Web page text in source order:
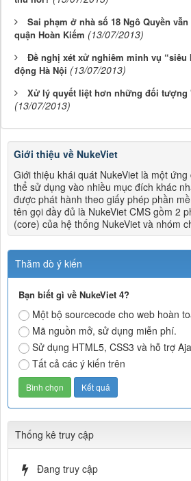
Sai phạm ở nhà số 18 Ngô Quyền
quận Hoàn Kiếm (13/07/2013)
Đề nghị xét xử nghiêm minh vụ “siêu
động Hà Nội (13/07/2013)
Xử lý quyết liệt hơn những đối tượng
(13/07/2013)
Giới thiệu về NukeViet
Giới thiệu khái quát NukeViet là một
thể sử dụng vào nhiều mục đích khác
được phát hành theo giấy phép phần
tên gọi đầy đủ là NukeViet CMS gồm 2
(core) của hệ thống NukeViet và nhóm
Thăm dò ý kiến
Bạn biết gì về NukeViet 4?
Một bộ sourcecode cho web hoàn
Mã nguồn mở, sử dụng miễn phí.
Sử dụng HTML5, CSS3 và hỗ trợ
Tất cả các ý kiến trên
Thống kê truy cập
Đang truy cập